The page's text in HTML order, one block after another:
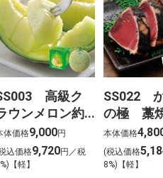
高級ク
ウンメロン約
体価格9,000円
込価格9,720円／税
【軽】
SS022
の極 藁
たき（勝
定）
本体価格
(税込価格
8%)【軽】